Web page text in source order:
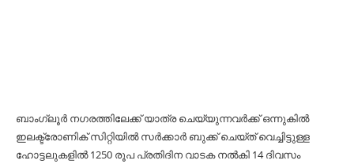
ബാംഗ്ലൂർ നഗരത്തിലേക്ക് യാത്ര ചെയ്യുന്നവർക്ക് ഒന്നുകിൽ
ഇലക്ട്രോണിക് സിറ്റിയിൽ സർക്കാർ ബുക്ക് ചെയ്ത് വെച്ചിട്ടുള്ള
ഹോട്ടലുകളിൽ 1250 രൂപ പ്രതിദിന വാടക നൽകി 14 ദിവസം